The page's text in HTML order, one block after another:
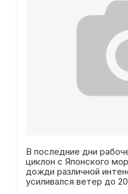
В последние дни
циклон с Японского
дожди различной
усиливался ветер до